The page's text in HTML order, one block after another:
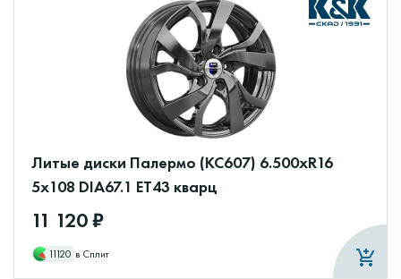
Литые диски Палермо (КС607) 6.500xR16
5x108 DIA67.1 ET43 кварц
11 120 ₽
11120 в Сплит